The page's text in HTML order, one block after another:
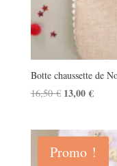
Botte chaussette de
16,50€ Le
était :
16,50 €.
13,00€Le
est :
Promo !